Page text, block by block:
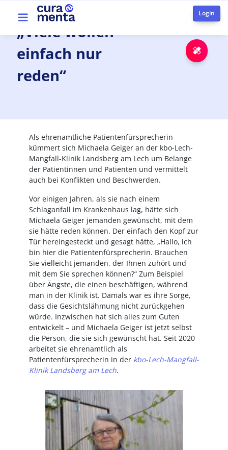
Aller au contenu principal
Top menu
„Vielewollen
einfach nur
reden“
Als ehrenamtliche Patientenfürsprecherin
kümmert sich Michaela Geiger an der kbo-Lech-
Mangfall-Klinik Landsberg am Lech um Belange
der Patientinnen und Patienten und vermittelt
auch bei Konflikten und Beschwerden.
Vor einigen Jahren, als sie nach einem
Schlaganfall im Krankenhaus lag, hätte sich
Michaela Geiger jemanden gewünscht, mit dem
sie hätte reden können. Der einfach den Kopf zur
Tür hereingesteckt und gesagt hätte, „Hallo, ich
bin hier die Patientenfürsprecherin. Brauchen
Sie vielleicht jemanden, der Ihnen zuhört und
mit dem Sie sprechen können?“ Zum Beispiel
über Ängste, die einen beschäftigen, während
man in der Klinik ist. Damals war es ihre Sorge,
dass die Gesichtslähmung nicht zurückgehen
würde. Inzwischen hat sich alles zum Guten
entwickelt – und Michaela Geiger ist jetzt selbst
die Person, die sie sich gewünscht hat. Seit 2020
arbeitet sie ehrenamtlich als
Patientenfürsprecherin in der kbo-Lech-Mangfall-
Klinik Landsberg am Lech.
Image